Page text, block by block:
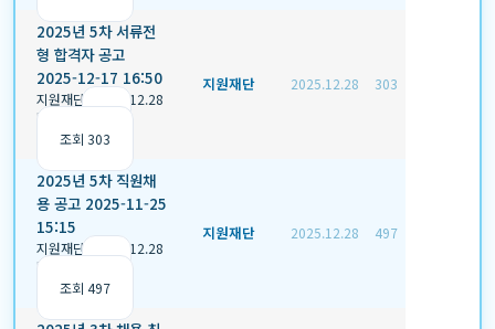
2025년 5차 서류전
형 합격자 공고
2025-12-17 16:50
지원재단
2025.12.28
|
조회 303
지원재단 2025.12.28 303
2025년 5차 직원채
용 공고 2025-11-25
15:15
지원재단
2025.12.28
|
조회 497
지원재단 2025.12.28 497